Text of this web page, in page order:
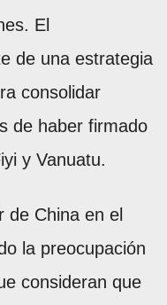
El
de una estrategia
consolidar
de haber firmado
y Vanuatu.
de China en el
la preocupación
consideran que